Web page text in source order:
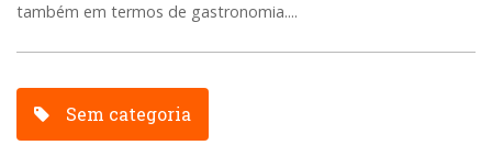
também em termos de gastronomia....
Sem categoria